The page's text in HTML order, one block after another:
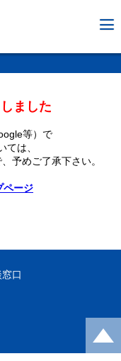
ました
等）で
ては、
予めご了承下さい。
ページ
口